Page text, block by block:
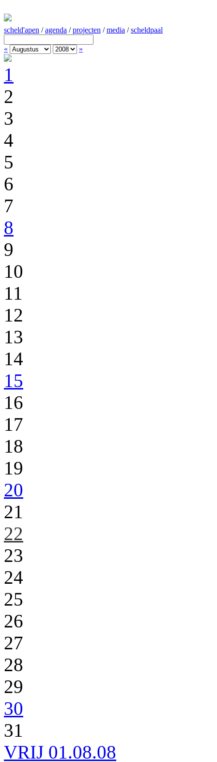
scheld'apen /agenda /projecten /media /scheldpaal
« »
1
2
3
4
5
6
7
8
9
10
11
12
13
14
15
16
17
18
19
20
21
22
23
24
25
26
27
28
29
30
31
VRIJ 01.08.08